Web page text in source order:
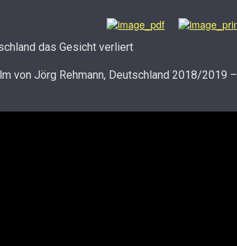
das Gesicht verliert
von Jörg Rehmann, Deutschland 2018/2019 –